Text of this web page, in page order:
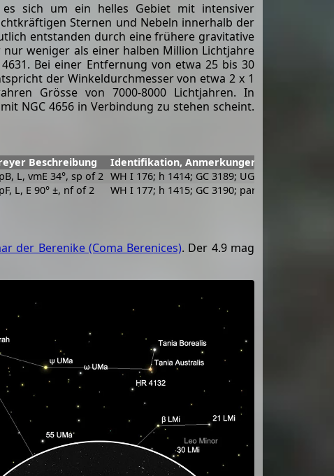
es sich um ein helles Gebiet mit intensiver
Sternen und Nebeln innerhalb der
entstanden durch eine frühere gravitative
weniger als einer halben Million Lichtjahre
Bei einer Entfernung von etwa 25 bis 30
der Winkeldurchmesser von etwa 2 x 1
Grösse von 7000-8000 Lichtjahren. In
NGC 4656 in Verbindung zu stehen scheint.
Beschreibung
Identifikation, Anmerkungen
L, vmE 34°, sp of 2 WH I 176; h 1414; GC 3189; UGC 7907; MCG 5-
L, E 90° ±, nf of 2 WH I 177; h 1415; GC 3190; part of N 4656
der Berenike (Coma Berenices). Der 4.9 mag